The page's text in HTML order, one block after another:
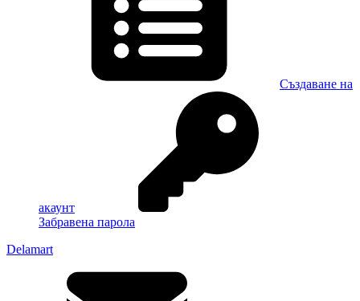
Създаване на
акаунт
Забравена парола
Delamart